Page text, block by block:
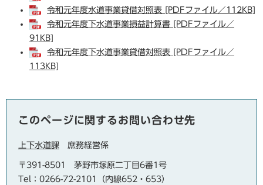
令和元年度水道事業貸借対照表 [PDFファイル／112KB]
令和元年度下水道事業損益計算書 [PDFファイル／
91KB]
令和元年度下水道事業貸借対照表 [PDFファイル／
113KB]
このページに関するお問い合わせ先
上下水道課 庶務経営係
〒391-8501
茅野市塚原二丁目6番1号
Tel：0266-72-2101（内線652・653）